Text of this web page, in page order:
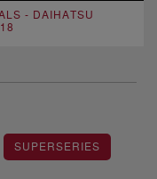
- DAIHATSU
SUPERSERIES